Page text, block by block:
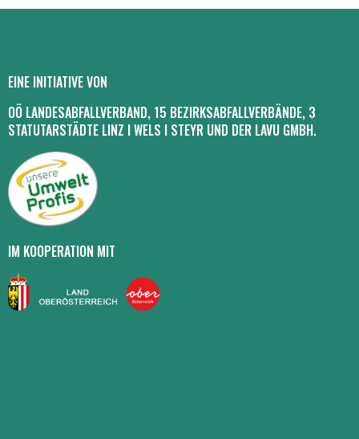
EINE INITIATIVE VON
OÖ LANDESABFALLVERBAND, 15 BEZIRKSABFALLVERBÄNDE, 3
STATUTARSTÄDTE LINZ I WELS I STEYR UND DER LAVU GMBH.
IM KOOPERATION MIT